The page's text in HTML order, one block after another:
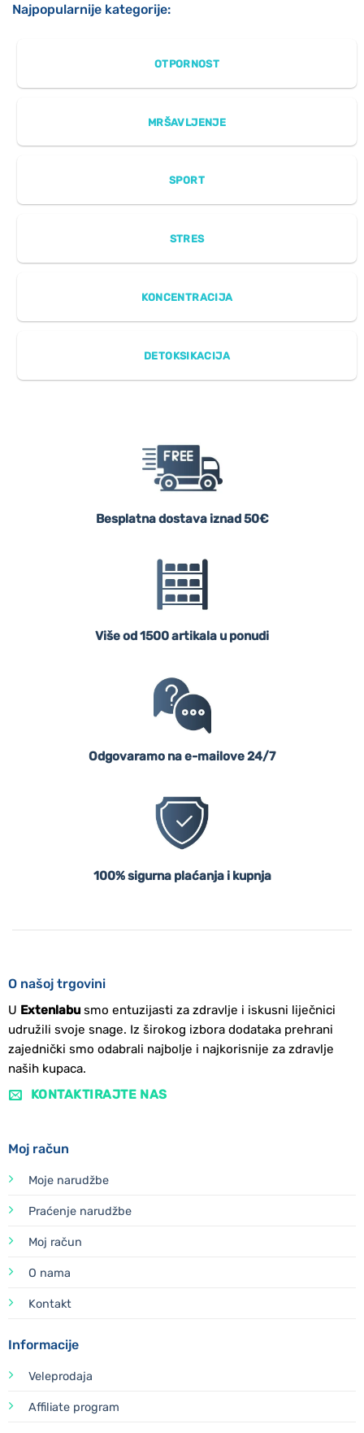
Najpopularnije kategorije:
OTPORNOST
MRŠAVLJENJE
SPORT
STRES
KONCENTRACIJA
DETOKSIKACIJA
Besplatna dostava iznad 50€
Više od 1500 artikala u ponudi
Odgovaramo na e-mailove 24/7
100% sigurna plaćanja i kupnja
O našoj trgovini
U Extenlabusmo entuzijasti za zdravlje i iskusni liječnici
udružili svoje snage. Iz širokog izbora dodataka prehrani
zajednički smo odabrali najbolje i najkorisnije za zdravlje
naših kupaca.
KONTAKTIRAJTE NAS
Moj račun
Moje narudžbe
Praćenje narudžbe
Moj račun
O nama
Kontakt
Informacije
Veleprodaja
Affiliate program